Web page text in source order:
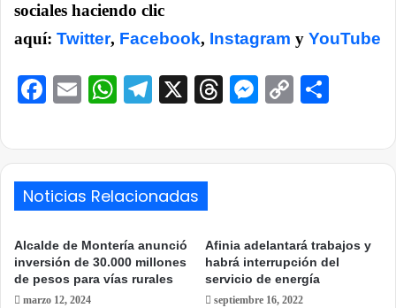
sociales haciendo clic
aquí: Twitter, Facebook, Instagram y YouTube
Facebook
EmailWhatsApp
Telegram
X ThreadsCopy
Noticias Relacionadas
Alcalde de Montería anunció
inversión de 30.000 millones
de pesos para vías rurales
marzo 12, 2024
Afinia adelantará trabajos y
habrá interrupción del
servicio de energía
septiembre 16, 2022